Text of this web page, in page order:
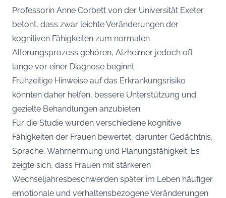
Professorin Anne Corbett von der Universität Exeter
betont, dass zwar leichte Veränderungen der
kognitiven Fähigkeiten zum normalen
Alterungsprozess gehören, Alzheimer jedoch oft
lange vor einer Diagnose beginnt.
Frühzeitige Hinweise auf das Erkrankungsrisiko
könnten daher helfen, bessere Unterstützung und
gezielte Behandlungen anzubieten.
Für die Studie wurden verschiedene kognitive
Fähigkeiten der Frauen bewertet, darunter Gedächtnis,
Sprache, Wahrnehmung und Planungsfähigkeit. Es
zeigte sich, dass Frauen mit stärkeren
Wechseljahresbeschwerden später im Leben häufiger
emotionale und verhaltensbezogene Veränderungen